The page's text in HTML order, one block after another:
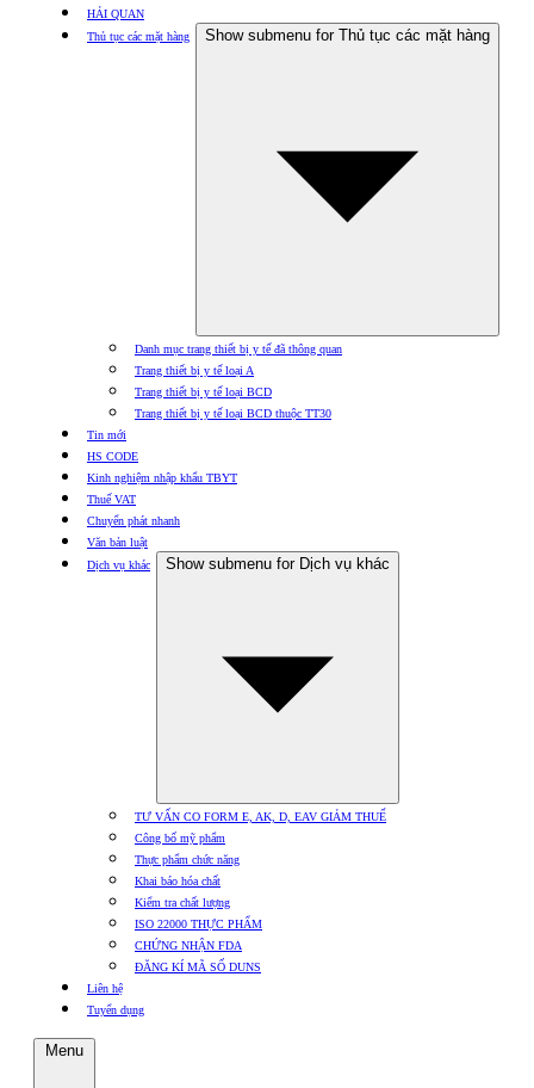
HẢI QUAN
Thủ tục các mặt hàng
Show submenu for Thủ tục các mặt hàng
Danh mục trang thiết bị y tế đã thông quan
Trang thiết bị y tế loại A
Trang thiết bị y tế loại BCD
Trang thiết bị y tế loại BCD thuộc TT30
Tin mới
HS CODE
Kinh nghiệm nhập khẩu TBYT
Thuế VAT
Chuyển phát nhanh
Văn bản luật
Dịch vụ khác
Show submenu for Dịch vụ khác
TƯ VẤN CO FORM E, AK, D, EAV GIẢM THUẾ
Công bố mỹ phẩm
Thực phẩm chức năng
Khai báo hóa chất
Kiểm tra chất lượng
ISO 22000 THỰC PHẨM
CHỨNG NHẬN FDA
ĐĂNG KÍ MÃ SỐ DUNS
Liên hệ
Tuyển dụng
Menu